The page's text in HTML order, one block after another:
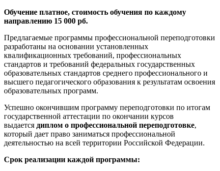
Обучение платное, стоимость обучения по каждому
направлению 15 000 рб.
Предлагаемые программы профессиональной переподготовки
разработаны на основании установленных
квалификационных требований, профессиональных
стандартов и требований федеральных государственных
образовательных стандартов среднего профессионального и
высшего педагогического образования к результатам освоения
образовательных программ.
Успешно окончившим программу переподготовки по итогам
государственной аттестации по окончании курсов
выдается диплом о профессиональной переподготовке,
который дает право заниматься профессиональной
деятельностью на всей территории Российской Федерации.
Срок реализации каждой программы: